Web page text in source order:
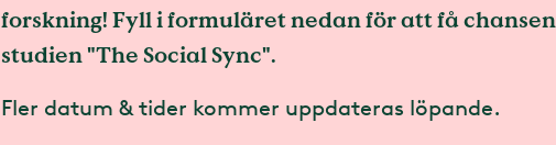
forskning! Fyll i formuläret nedan för att få
studien "The Social Sync".
Fler datum & tider kommer uppdateras löpande.